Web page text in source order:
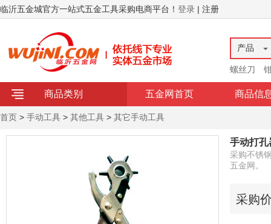
临沂五金城官方一站式五金工具采购电商平台！ 登录 | 注册
产品
螺丝刀
商品类别 五金网首页 商品信
首页 > 手动工具 > 其他工具 > 其它手动工具
手动打孔
采购不锈
五金网。
采购